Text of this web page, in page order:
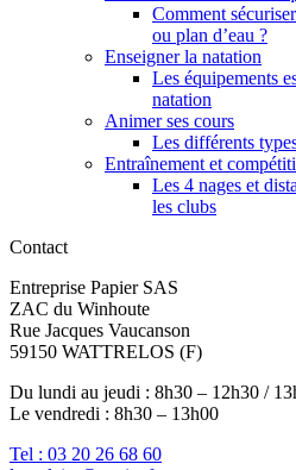
Comment
ou plan d’eau ?
Enseigner la natation
Les équipements
natation
Animer ses cours
Les différents
Entraînement et
Les 4 nages et
les clubs
Contact
Entreprise Papier SAS
ZAC du Winhoute
Rue Jacques Vaucanson
59150 WATTRELOS (F)
Du lundi au jeudi : 8h30 – 12h30 /
Le vendredi : 8h30 – 13h00
Tel : 03 20 26 68 60